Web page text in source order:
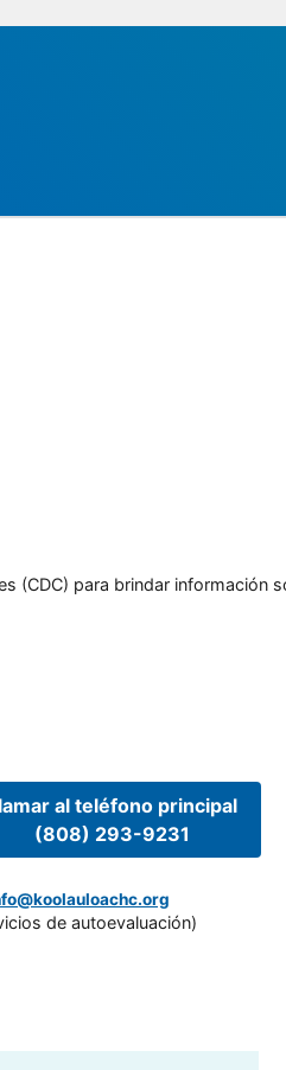
(CDC) para brindar información
al teléfono principal
(808) 293-9231
de autoevaluación)